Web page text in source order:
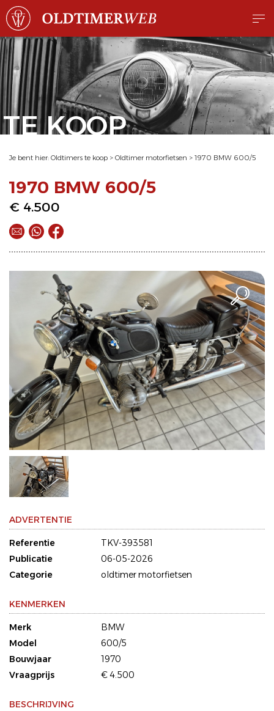
TE KOOP
Je bent hier: Oldtimers te koop > Oldtimer motorfietsen > 1970 BMW 600/5
1970 BMW 600/5
€ 4.500
ADVERTENTIE
Referentie
TKV-393581
Publicatie
06-05-2026
Categorie
oldtimer motorfietsen
KENMERKEN
Merk
BMW
Model
600/5
Bouwjaar
1970
Vraagprijs
€ 4.500
BESCHRIJVING